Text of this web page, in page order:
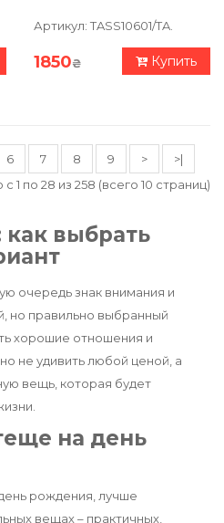
Артикул: TASS10601/TA.
1850₴ Купить
6 7 8 9 >
>|
1 по 28 из 258 (всего 10 страниц)
выбрать
очередь знак внимания и
но правильно выбранный
хорошие отношения и
не удивить любой ценой, а
вещь, которая будет
на день
рождения, лучше
вещах – практичных,